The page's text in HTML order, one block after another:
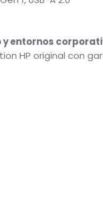
Gen 1, USB-A 2.0
HP original